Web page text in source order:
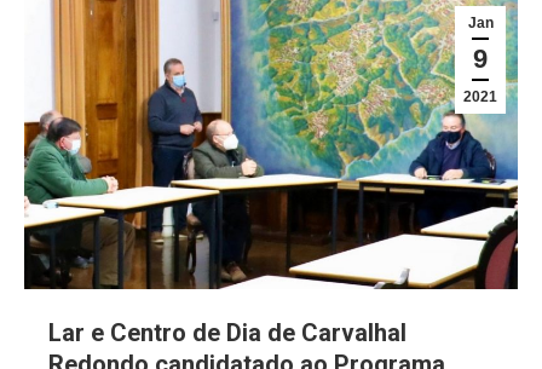
Jan
9
2021
Lar e Centro de Dia de Carvalhal